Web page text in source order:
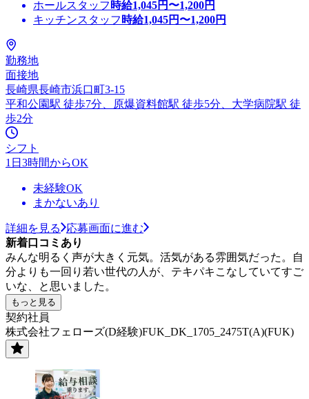
ホールスタッフ 時給1,045円〜1,200円
キッチンスタッフ 時給1,045円〜1,200円
勤務地
面接地
長崎県長崎市浜口町3-15
平和公園駅 徒歩7分、原爆資料館駅 徒歩5分、大学病院駅 徒
歩2分
シフト
1日3時間からOK
未経験OK
まかないあり
詳細を見る
応募画面に進む
新着口コミあり
みんな明るく声が大きく元気。活気がある雰囲気だった。自
分よりも一回り若い世代の人が、テキパキこなしていてすご
いな、と思いました。
もっと見る
契約社員
株式会社フェローズ(D経験)FUK_DK_1705_2475T(A)(FUK)